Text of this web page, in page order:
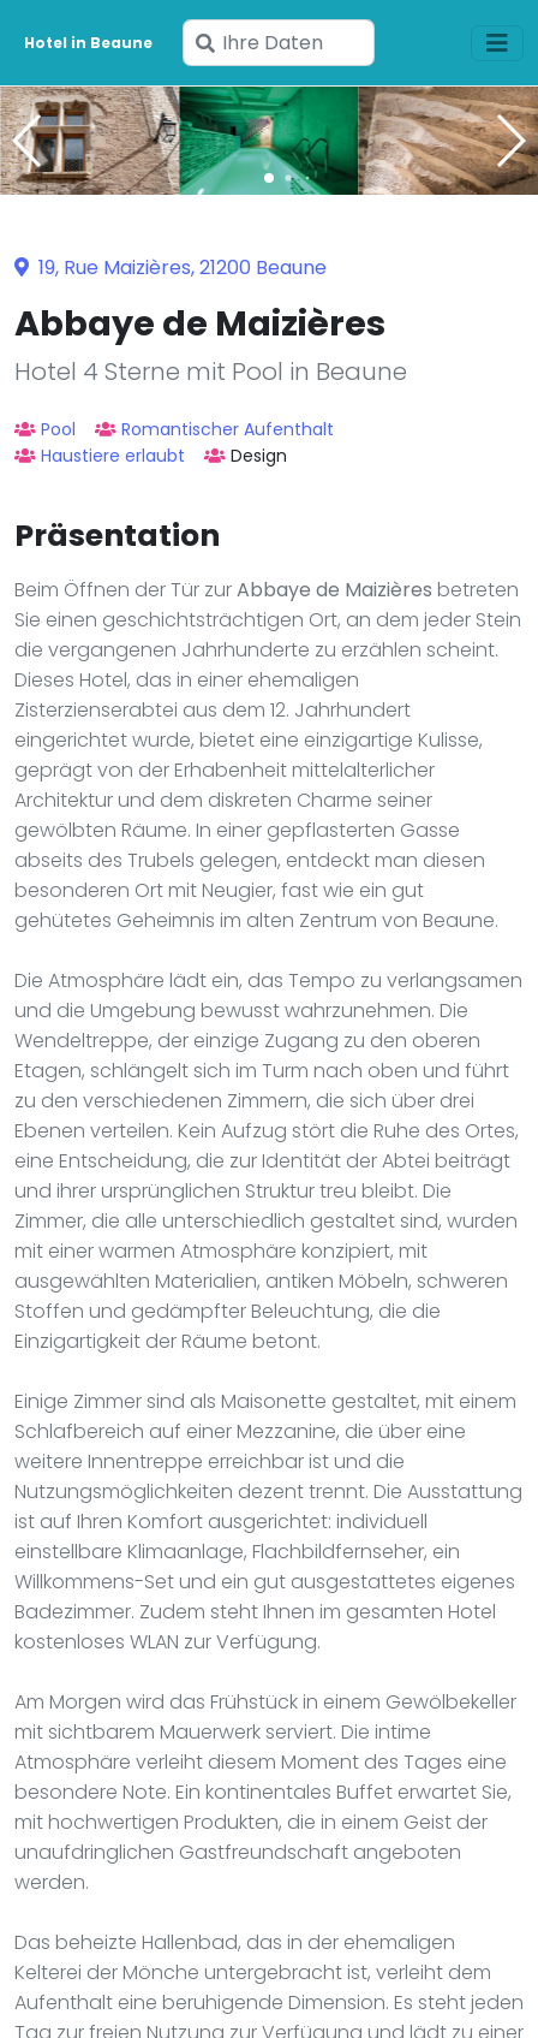
Hotel in Beaune
Geben
Sie
Ihre
Daten
ein
19, Rue Maizières, 21200 Beaune
Abbaye de Maizières
Hotel 4 Sterne mit Pool in Beaune
Pool
Romantischer Aufenthalt
Haustiere erlaubt
Design
Präsentation
Beim Öffnen der Tür zurAbbaye de Maizières betreten
Sie einen geschichtsträchtigen Ort, an dem jeder Stein
die vergangenen Jahrhunderte zu erzählen scheint.
Dieses Hotel, das in einer ehemaligen
Zisterzienserabtei aus dem 12. Jahrhundert
eingerichtet wurde, bietet eine einzigartige Kulisse,
geprägt von der Erhabenheit mittelalterlicher
Architektur und dem diskreten Charme seiner
gewölbten Räume. In einer gepflasterten Gasse
abseits des Trubels gelegen, entdeckt man diesen
besonderen Ort mit Neugier, fast wie ein gut
gehütetes Geheimnis im alten Zentrum von Beaune.
Die Atmosphäre lädt ein, das Tempo zu verlangsamen
und die Umgebung bewusst wahrzunehmen. Die
Wendeltreppe, der einzige Zugang zu den oberen
Etagen, schlängelt sich im Turm nach oben und führt
zu den verschiedenen Zimmern, die sich über drei
Ebenen verteilen. Kein Aufzug stört die Ruhe des Ortes,
eine Entscheidung, die zur Identität der Abtei beiträgt
und ihrer ursprünglichen Struktur treu bleibt. Die
Zimmer, die alle unterschiedlich gestaltet sind, wurden
mit einer warmen Atmosphäre konzipiert, mit
ausgewählten Materialien, antiken Möbeln, schweren
Stoffen und gedämpfter Beleuchtung, die die
Einzigartigkeit der Räume betont.
Einige Zimmer sind als Maisonette gestaltet, mit einem
Schlafbereich auf einer Mezzanine, die über eine
weitere Innentreppe erreichbar ist und die
Nutzungsmöglichkeiten dezent trennt. Die Ausstattung
ist auf Ihren Komfort ausgerichtet: individuell
einstellbare Klimaanlage, Flachbildfernseher, ein
Willkommens-Set und ein gut ausgestattetes eigenes
Badezimmer. Zudem steht Ihnen im gesamten Hotel
kostenloses WLAN zur Verfügung.
Am Morgen wird das Frühstück in einem Gewölbekeller
mit sichtbarem Mauerwerk serviert. Die intime
Atmosphäre verleiht diesem Moment des Tages eine
besondere Note. Ein kontinentales Buffet erwartet Sie,
mit hochwertigen Produkten, die in einem Geist der
unaufdringlichen Gastfreundschaft angeboten
werden.
Das beheizte Hallenbad, das in der ehemaligen
Kelterei der Mönche untergebracht ist, verleiht dem
Aufenthalt eine beruhigende Dimension. Es steht jeden
Tag zur freien Nutzung zur Verfügung und lädt zu einer